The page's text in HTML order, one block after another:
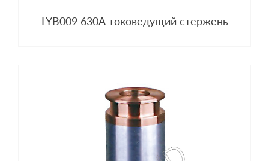
LYB009 630A токоведущий стержень